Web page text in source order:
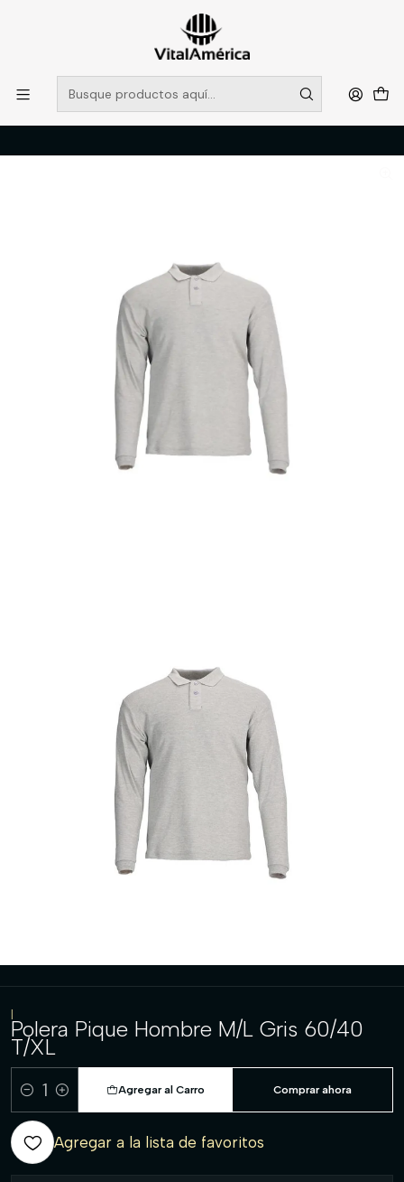
POR SISTEMA FRONTAL SOLO RETIROS EN TIENDA, DESDE
MUCHAS GRACIAS +569 5956 2237
Leer más
Catálogo
VESTIMENTA TECNICA Y CORPORATIVA
POLERAS Y CAMISAS
Polera Pique Hombre M/L Gris 60/40 T/XL
|
Polera Pique Hombre M/L Gris 60/40
T/XL
Cantidad
Agregar al Carro Comprar ahora
Agregar a la lista de favoritos